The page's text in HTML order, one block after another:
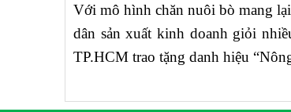
Với mô hình chăn nuôi bò mang
dân sản xuất kinh doanh giỏi
TP.HCM trao tặng danh hiệu